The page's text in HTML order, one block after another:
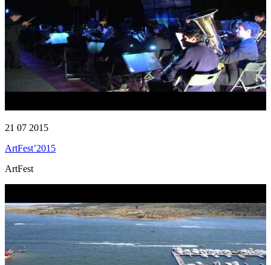
21 07 2015
ArtFest’2015
ArtFest